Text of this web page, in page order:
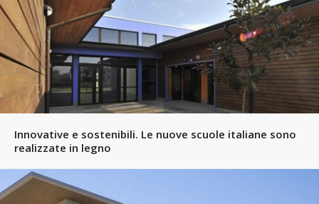
Innovative e sostenibili. Le nuove scuole italiane sono
realizzate in legno